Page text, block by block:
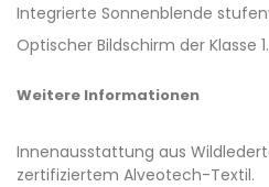
Integrierte Sonnenblende
Optischer Bildschirm der Klasse 1.
Weitere Informationen
Innenausstattung aus
zertifiziertem Alveotech-Textil.